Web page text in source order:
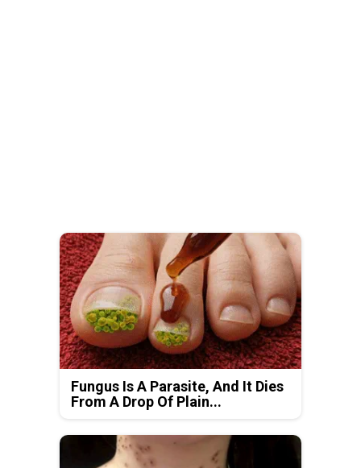
Fungus Is A Parasite, And It Dies
From A Drop Of Plain...